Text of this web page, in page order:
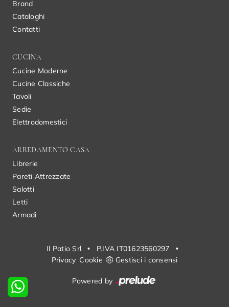
Brand
Cataloghi
Contatti
CUCINA
Cucine Moderne
Cucine Classiche
Tavoli
Sedie
Elettrodomestici
ARREDAMENTO CASA
Librerie
Pareti Attrezzate
Salotti
Letti
Armadi
Il Patio Srl • P.IVA IT01623560297
•
Privacy Cookie Gestisci i consensi
Powered by